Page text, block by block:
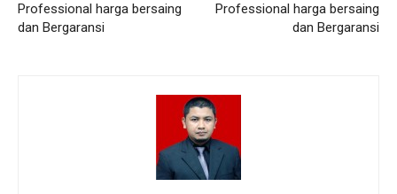
Professional harga bersaing
dan Bergaransi
Professional harga bersaing
dan Bergaransi